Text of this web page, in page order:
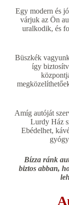
Egy modern és
várjuk az Ön
uralkodik, és
Büszkék
így
Amíg autóját
Lurdy Ház
Ebédelhet,
Bízza ránk
biztos abban,